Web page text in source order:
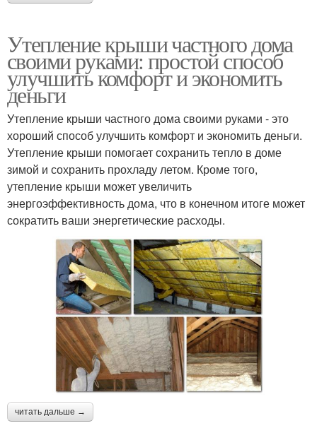
Утепление крыши частного дома
своими руками: простой способ
улучшить комфорт и экономить
деньги
Утепление крыши частного дома своими руками - это
хороший способ улучшить комфорт и экономить деньги.
Утепление крыши помогает сохранить тепло в доме
зимой и сохранить прохладу летом. Кроме того,
утепление крыши может увеличить
энергоэффективность дома, что в конечном итоге может
сократить ваши энергетические расходы.
читать дальше →